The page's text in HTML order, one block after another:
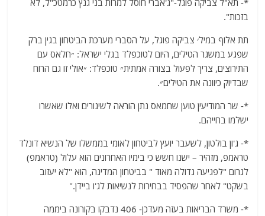
*- תא"ל צביקה פוגל-"ג'אברי חוסל למרות בני גנץ כרמטכ"ל, לא
בזכות".
‏תת אלוף במיל׳ צביקה פוגל, על הסברי מערכת הביטחון בגין ברק
שפגע במשגר הטילים, היום ל‎טוכפלד בגלי ישראל: ״חלאס עם
התירוצים, צריך לפעול בצורה אמתית״ טוכפלד: ״אולי זו גם הרוח
שבדיוק כיוונה את הטילים״.
*- שר המודיעין טוען שחמאס נתן הוראה לשיגורים ואלו שאשרו
ישלמו בחייהם.
*- ג'ון בולטון, לשעבר יועץ לביטחון לאומי בממשלו של הנשיא דונלד
טראמפ, מזהיר – ישנו חשש כי בימיו האחרונים הוא עלול (טראמפ)
לגרום "לפגיעה גדולה מאוד " בביטחון המדינה, הוא "לא יעזוב
בשקט" לאחר שהפסיד בבחירות לנשיאות לג'ו ביידן."
*- משרד הבריאות בעזה מעדכן- 406 נדבקו בקורונה ביממה